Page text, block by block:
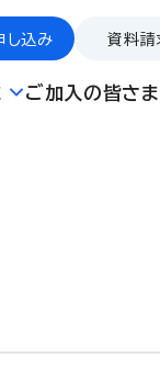
し込み 資料請
ご加入の皆さま